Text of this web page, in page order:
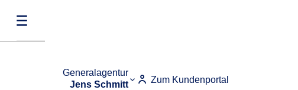
Generalagentur
Jens Schmitt
Zum Kundenportal